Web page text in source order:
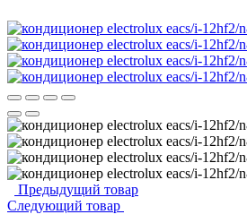
Предыдущий товар
Следующий товар